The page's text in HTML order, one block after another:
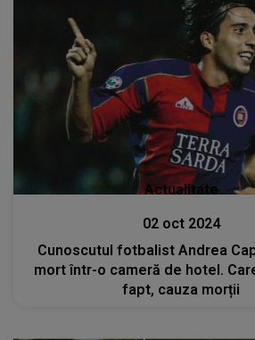
Actualitate
02 oct 2024
Cunoscutul fotbalist Andrea
mort într-o cameră de hotel.
fapt, cauza morții